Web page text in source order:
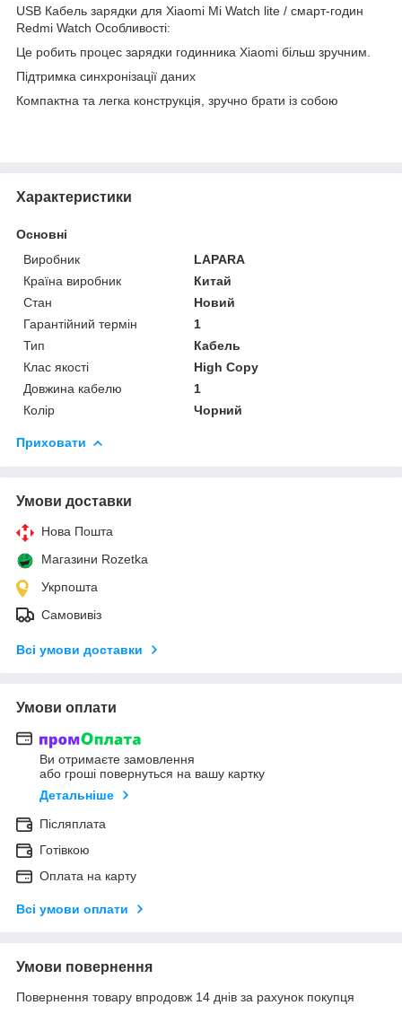
USB Кабель зарядки для Xiaomi Mi Watch lite / смарт-годин
Redmi Watch Особливості:
Це робить процес зарядки годинника Xiaomi більш зручним.
Підтримка синхронізації даних
Компактна та легка конструкція, зручно брати із собою
Характеристики
Основні
Виробник
LAPARA
Країна виробник
Китай
Стан
Новий
Гарантійний термін
1
Тип
Кабель
Клас якості
High Copy
Довжина кабелю
1
Колір
Чорний
Приховати
Умови доставки
Нова Пошта
Магазини Rozetka
Укрпошта
Самовивіз
Всі умови доставки
Умови оплати
Ви отримаєте замовлення
або гроші повернуться на вашу картку
Детальніше
Післяплата
Готівкою
Оплата на карту
Всі умови оплати
Умови повернення
Повернення товару впродовж 14 днів за рахунок покупця